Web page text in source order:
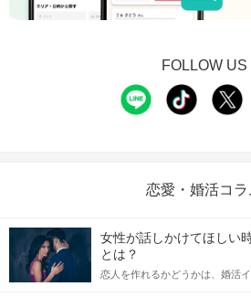
FOLLOW US
恋愛・婚活コラ
女性が話しかけてほしい
とは？
恋人を作れるかどうかは、婚活